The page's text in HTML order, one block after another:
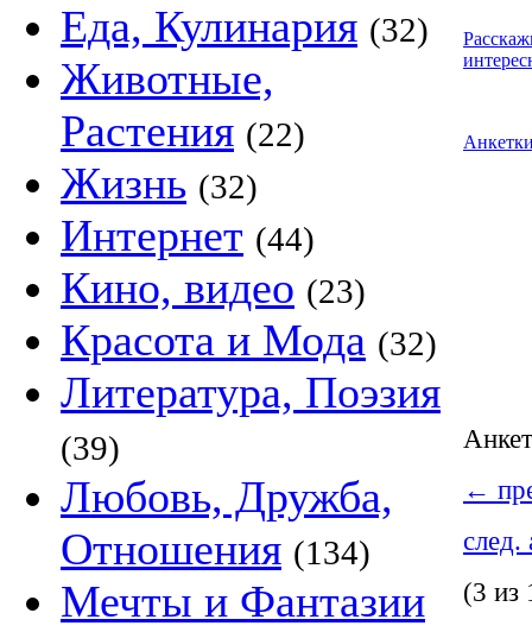
Еда, Кулинария (32)
Животные,
Растения (22)
Жизнь (32)
Интернет (44)
Кино, видео (23)
Красота и Мода (32)
Литература, Поэзия
(39)
Любовь, Дружба,
Отношения (134)
Мечты и Фантазии
←
след.
(3 из